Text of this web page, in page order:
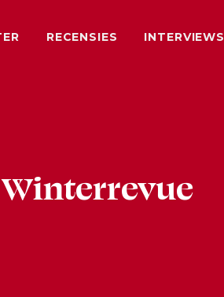
RECENSIES INTERVIEWS
Winterrevue